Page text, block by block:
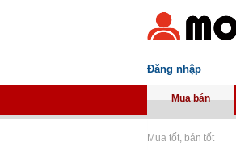
Đăng nhập
Mua bán
Mua tốt, bán tốt